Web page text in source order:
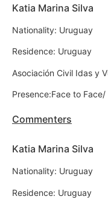
Katia Marina Silva
Nationality: Uruguay
Residence: Uruguay
Asociación Civil Idas y
Presence:Face to Face/
Commenters
Katia Marina Silva
Nationality: Uruguay
Residence: Uruguay